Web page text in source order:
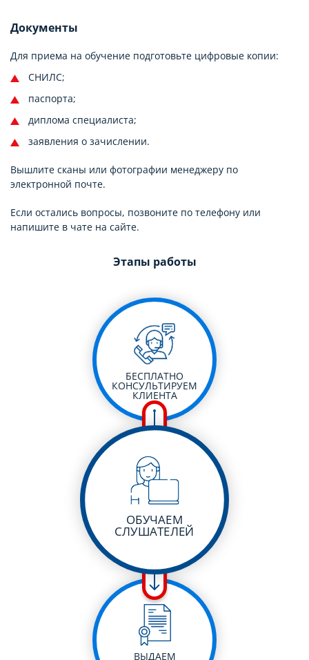
Документы
Для приема на обучение подготовьте цифровые копии:
СНИЛС;
паспорта;
диплома специалиста;
заявления о зачислении.
Вышлите сканы или фотографии менеджеру по
электронной почте.
Если остались вопросы, позвоните по телефону или
напишите в чате на сайте.
Этапы работы
БЕСПЛАТНО
КОНСУЛЬТИРУЕМ
КЛИЕНТА
ОБУЧАЕМ
СЛУШАТЕЛЕЙ
ВЫДАЕМ